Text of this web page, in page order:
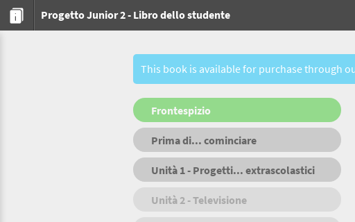
Progetto Junior 2 - Libro dello studente
This book is available for purchase through
Frontespizio
Prima di... cominciare
Unità 1 - Progetti... extrascolastici
Unità 2 - Televisione